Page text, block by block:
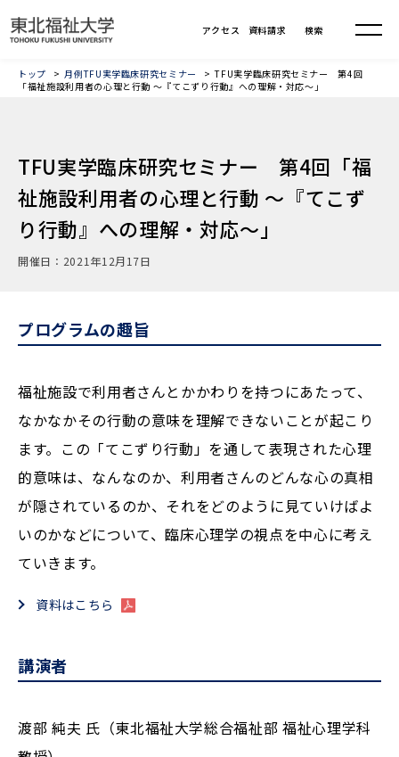
トップ 月例TFU実学臨床研究セミナー
TFU実学臨床研究セミナー 第4回
「福祉施設利用者の心理と行動 ～『てこずり行動』への理解・対応～」
TFU実学臨床研究セミナー 第4回「福
祉施設利用者の心理と行動 ～『てこず
り行動』への理解・対応～」
開催日：2021年12月17日
プログラムの趣旨
福祉施設で利用者さんとかかわりを持つにあたって、
なかなかその行動の意味を理解できないことが起こり
ます。この「てこずり行動」を通して表現された心理
的意味は、なんなのか、利用者さんのどんな心の真相
が隠されているのか、それをどのように見ていけばよ
いのかなどについて、臨床心理学の視点を中心に考え
ていきます。
資料はこちら
講演者
渡部 純夫 氏（東北福祉大学総合福祉部 福祉心理学科